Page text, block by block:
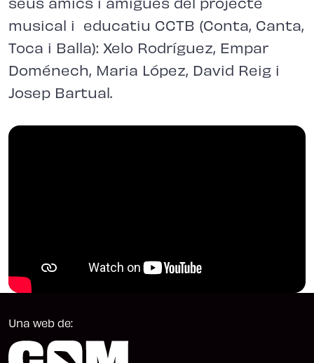
musical i educatiu CCTB (Conta, Canta,
Toca i Balla): Xelo Rodríguez, Empar
Doménech, Maria López, David Reig i
Josep Bartual.
Una web de: